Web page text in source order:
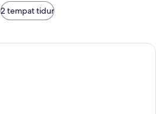
2 tempat tidur
Studio | Meja kerja, ruang kerja